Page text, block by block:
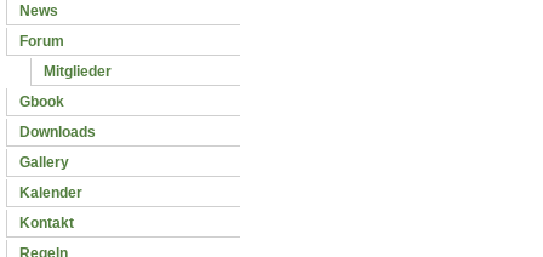
News
Forum
Mitglieder
Gbook
Downloads
Gallery
Kalender
Kontakt
Regeln